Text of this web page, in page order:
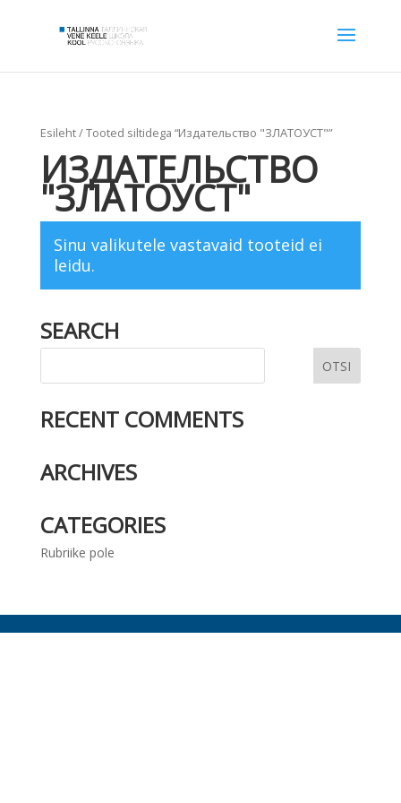
Esileht/ Tooted siltidega “Издательство "ЗЛАТОУСТ"”
ИЗДАТЕЛЬСТВО
"ЗЛАТОУСТ"
Sinu valikutele vastavaid tooteid ei
leidu.
SEARCH
RECENT COMMENTS
ARCHIVES
CATEGORIES
Rubriike pole